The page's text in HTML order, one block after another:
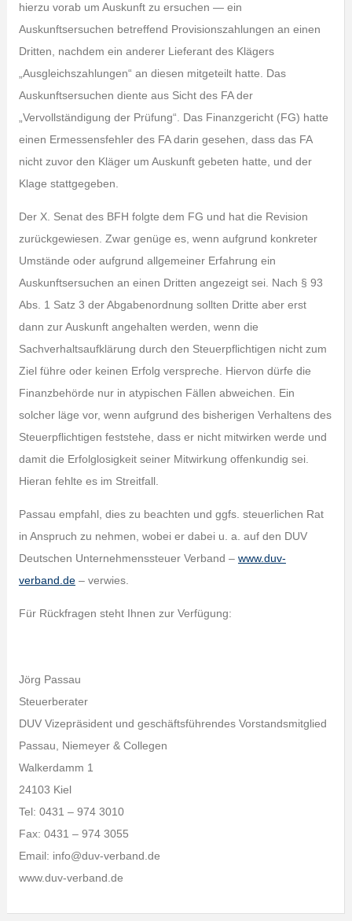
hierzu vorab um Auskunft zu ersuchen — ein
Auskunftsersuchen betreffend Provisionszahlungen an einen
Dritten, nachdem ein anderer Lieferant des Klägers
„Ausgleichszahlungen“ an diesen mitgeteilt hatte. Das
Auskunftsersuchen diente aus Sicht des FA der
„Vervollständigung der Prüfung“. Das Finanzgericht (FG) hatte
einen Ermessensfehler des FA darin gesehen, dass das FA
nicht zuvor den Kläger um Auskunft gebeten hatte, und der
Klage stattgegeben.
Der X. Senat des BFH folgte dem FG und hat die Revision
zurückgewiesen. Zwar genüge es, wenn aufgrund konkreter
Umstände oder aufgrund allgemeiner Erfahrung ein
Auskunftsersuchen an einen Dritten angezeigt sei. Nach § 93
Abs. 1 Satz 3 der Abgabenordnung sollten Dritte aber erst
dann zur Auskunft angehalten werden, wenn die
Sachverhaltsaufklärung durch den Steuerpflichtigen nicht zum
Ziel führe oder keinen Erfolg verspreche. Hiervon dürfe die
Finanzbehörde nur in atypischen Fällen abweichen. Ein
solcher läge vor, wenn aufgrund des bisherigen Verhaltens des
Steuerpflichtigen feststehe, dass er nicht mitwirken werde und
damit die Erfolglosigkeit seiner Mitwirkung offenkundig sei.
Hieran fehlte es im Streitfall.
Passau empfahl, dies zu beachten und ggfs. steuerlichen Rat
in Anspruch zu nehmen, wobei er dabei u. a. auf den DUV
Deutschen Unternehmenssteuer Verband – www.duv-
verband.de– verwies.
Für Rückfragen steht Ihnen zur Verfügung:
Jörg Passau
Steuerberater
DUV Vizepräsident und geschäftsführendes Vorstandsmitglied
Passau, Niemeyer & Collegen
Walkerdamm 1
24103 Kiel
Tel: 0431 – 974 3010
Fax: 0431 – 974 3055
Email: info@duv-verband.de
www.duv-verband.de